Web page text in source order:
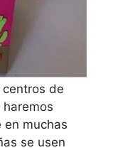
de
en muchas
se usen